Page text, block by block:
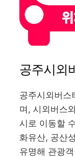
공주시외
공주시외버스
며, 시외버스
시로 이동할
화유산, 공산
유명해 관광